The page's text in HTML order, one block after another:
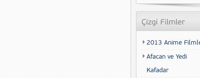
2013 Anime
Afacan ve Yedi
Kafadar